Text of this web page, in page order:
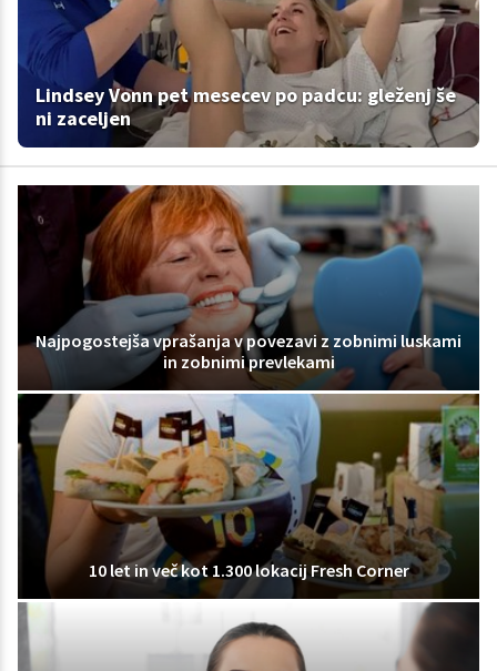
Lindsey Vonn pet mesecev po padcu: gleženj še
ni zaceljen
Najpogostejša vprašanja v povezavi z zobnimi luskami
in zobnimi prevlekami
10 let in več kot 1.300 lokacij Fresh Corner